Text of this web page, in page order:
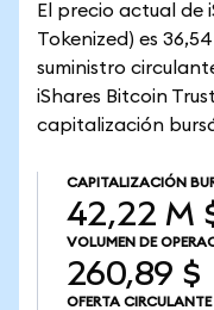
El precio actual de
Tokenized) es
suministro
iShares Bitcoin
capitalización
CAPITALIZACIÓN
42,22 M
VOLUMEN DE
260,89 $
OFERTA CIRCULANTE